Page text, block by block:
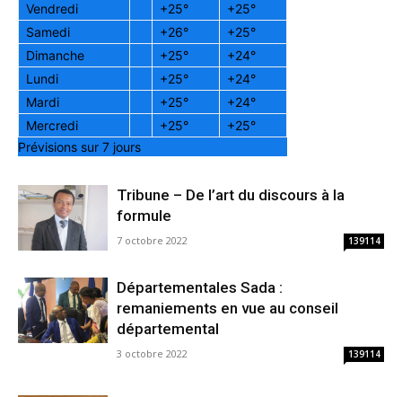
Vendredi
+25° +25°
Samedi
+26° +25°
Dimanche
+25° +24°
Lundi
+25° +24°
Mardi
+25° +24°
Mercredi
+25° +25°
Prévisions sur 7 jours
Tribune – De l’art du discours à la
formule
7 octobre 2022 139114
Départementales Sada :
remaniements en vue au conseil
départemental
3 octobre 2022 139114